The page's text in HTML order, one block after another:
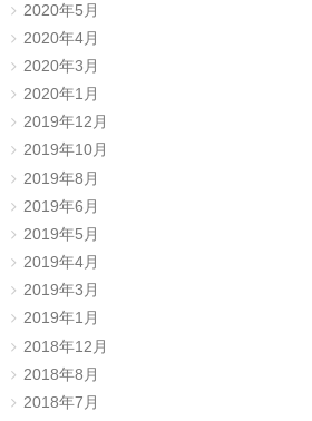
2020年5月
2020年4月
2020年3月
2020年1月
2019年12月
2019年10月
2019年8月
2019年6月
2019年5月
2019年4月
2019年3月
2019年1月
2018年12月
2018年8月
2018年7月